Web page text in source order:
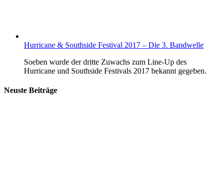
Hurricane & Southside Festival 2017 – Die 3. Bandwelle
Soeben wurde der dritte Zuwachs zum Line-Up des
Hurricane und Southside Festivals 2017 bekannt gegeben.
Neuste Beiträge